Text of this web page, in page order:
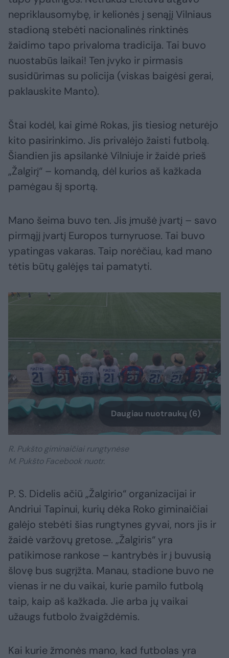
nepriklausomybę, ir kelionės į senąjį Vilniaus
stadioną stebėti nacionalinės rinktinės
žaidimo tapo privaloma tradicija. Tai buvo
nuostabūs laikai! Ten įvyko ir pirmasis
susidūrimas su policija (viskas baigėsi gerai,
paklauskite Manto).
Štai kodėl, kai gimė Rokas, jis tiesiog neturėjo
kito pasirinkimo. Jis privalėjo žaisti futbolą.
Šiandien jis apsilankė Vilniuje ir žaidė prieš
„Žalgirį“ – komandą, dėl kurios aš kažkada
pamėgau šį sportą.
Mano šeima buvo ten. Jis įmušė įvartį – savo
pirmąjį įvartį Europos turnyruose. Tai buvo
ypatingas vakaras. Taip norėčiau, kad mano
tėtis būtų galėjęs tai pamatyti.
Daugiau nuotraukų (6)
R. Pukšto giminaičiai rungtynėse
M. Pukšto Facebook nuotr.
P. S. Didelis ačiū „Žalgirio“ organizacijai ir
Andriui Tapinui, kurių dėka Roko giminaičiai
galėjo stebėti šias rungtynes gyvai, nors jis ir
žaidė varžovų gretose. „Žalgiris“ yra
patikimose rankose – kantrybės ir į buvusią
šlovę bus sugrįžta. Manau, stadione buvo ne
vienas ir ne du vaikai, kurie pamilo futbolą
taip, kaip aš kažkada. Jie arba jų vaikai
užaugs futbolo žvaigždėmis.
Kai kurie žmonės mano, kad futbolas yra